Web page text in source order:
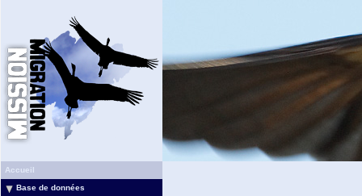
Accueil
Base de données